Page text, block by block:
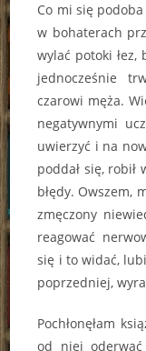
Co mi się
w bohaterach
wylać potoki łez,
jednocześnie
czarowi męża.
negatywnymi
uwierzyć i na
poddał się, robił
błędy. Owszem,
zmęczony
reagować
się i to widać,
poprzedniej,
Pochłonęłam
od niej oderwać